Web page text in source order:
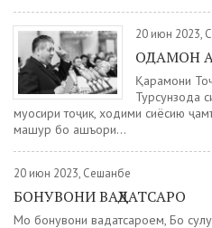
20 июн 2023,
ОДАМОН
Қаҳрамони
Турсунзода
муосири тоҷик, ходими сиёсию
машҳур бо ашъори...
20 июн 2023, Сешанбе
БОНУВОНИ ВАҲДАТСАРО
Мо бонувони ваҳдатсароем, Бо